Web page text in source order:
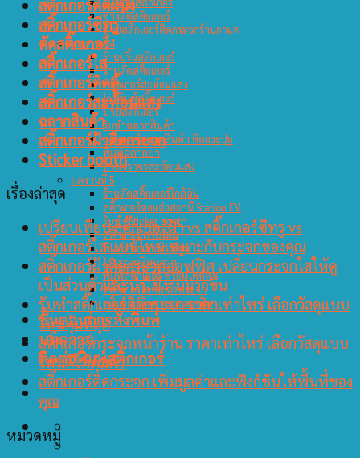
ช่างติดสติกเกอร์
ป้ายสติ๊กเกอร์ติดกระจกร้านกาแฟ
ผลงานที่ 4
ร้านปริ้นสติกเกอร์
ร้านตัดสติ๊กเกอร์
สติ๊กเกอร์สะท้อนแสง
โรงพิมพ์สติ๊กเกอร์
ป้ายสติ๊กเกอร์
รับทำฉลากสินค้า
สติ๊กเกอร์ฉลากสินค้า ติดกระปุก
พิมพ์ฉลากยา
ป้ายจราจรสะท้อนแสง
ผลงานที่ 5
ร้านตัดสติ๊กเกอร์ใกล้ฉัน
สติ๊กเกอร์ตกแต่งสถานี Station EV
รับทำ Sticker booth
สติ๊กเกอร์ สายไหม
พิมพ์สติ๊กเกอร์การ์ตูน
โรงงานผลิตฉลาก
พิมพ์สติกเกอร์ พร้อมไดคัท
สติ๊กเกอร์ไดคัท ติดกระจก
สติ๊กเกอร์ติดกระจกออฟฟิศ
ขั้นตอนการสั่งพิมพ์
บทความ
ติดต่อพิมพ์สติ๊กเกอร์
สติ๊กเกอร์ติดผนัง
สติ๊กเกอร์ซีทรู
ตัดสติ๊กเกอร์
สติ๊กเกอร์ใส
สติ๊กเกอร์ติดตู้
สติ๊กเกอร์สะท้อนแสง
ฉลากสินค้า
สติ๊กเกอร์ฝ้าติดกระจก
Sticker booth
เรื่องล่าสุด
เปรียบเทียบ สติ๊กเกอร์ฝ้า vs สติ๊กเกอร์ซีทรู vs
สติ๊กเกอร์ใส แบบไหนเหมาะกับกระจกของคุณ
สติ๊กเกอร์ฝ้าติดกระจกออฟฟิศ เปลี่ยนกระจกใสให้ดู
เป็นส่วนตัวและน่าใช้งานมากขึ้น
รับทำสติ๊กเกอร์ติดกระจก ราคาเท่าไหร่ เลือกวัสดุแบบ
ไหนคุ้มที่สุด
สติ๊กเกอร์กระจกหน้าร้าน ราคาเท่าไหร่ เลือกวัสดุแบบ
ไหนดีให้คุ้มค่า
สติ๊กเกอร์ติดกระจก เพิ่มมูลค่าและฟังก์ชันให้พื้นที่ของ
คุณ
หมวดหมู่